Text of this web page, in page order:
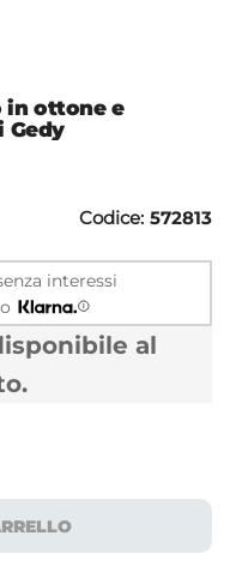
in ottone e
Gedy
Codice: 572813
interessi
o
al